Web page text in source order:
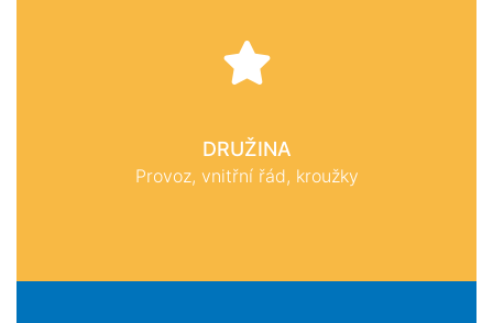
DRUŽINA
Provoz, vnitřní řád, kroužky